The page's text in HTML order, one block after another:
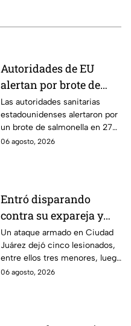
Autoridades de EU
alertan por brote de
Salmonella en cultivos
de jalapeño en México
Las autoridades sanitarias
estadounidenses alertaron por
un brote de salmonella en 27
estados vinculados a el chile
06 agosto, 2026
Entró disparando
contra su expareja y
sus hijos: Ataque
armado conmociona a
Ciudad Juárez
Un ataque armado en Ciudad
Juárez dejó cinco lesionados,
entre ellos tres menores, luego
de que un exesposo
06 agosto, 2026